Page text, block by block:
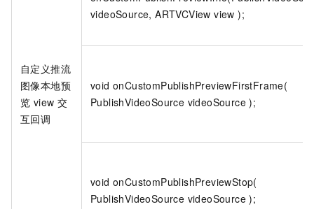
自定义推流
图像本地预
览 view 交
互回调
videoSource, ARTVCView view );
void onCustomPublishPreviewFirstFrame(
PublishVideoSource videoSource );
void onCustomPublishPreviewStop(
PublishVideoSource videoSource );